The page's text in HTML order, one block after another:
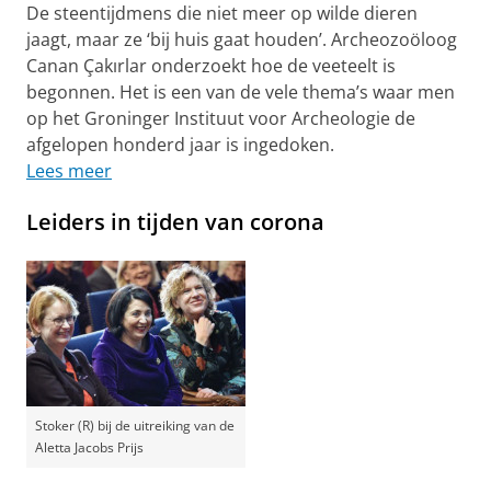
De steentijdmens die niet meer op wilde dieren
jaagt, maar ze ‘bij huis gaat houden’. Archeozoöloog
Canan Çakırlar onderzoekt hoe de veeteelt is
begonnen. Het is een van de vele thema’s waar men
op het Groninger Instituut voor Archeologie de
afgelopen honderd jaar is ingedoken.
Lees meer
Leiders in tijden van corona
Stoker (R) bij de uitreiking van de
Aletta Jacobs Prijs